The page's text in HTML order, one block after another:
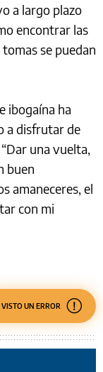
a largo plazo
encontrar las
se puedan
ibogaína ha
a disfrutar de
una vuelta,
buen
amaneceres, el
con mi
VISTO UN ERROR